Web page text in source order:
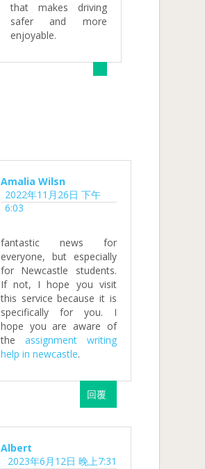
that makes driving
safer and more
enjoyable.
Amalia Wilsn
2022年11月26日 下午
6:03
fantastic news for
everyone, but especially
for Newcastle students.
If not, I hope you visit
this service because it is
specifically for you. I
hope you are aware of
the assignment writing
help in newcastle.
回覆
Albert
2023年6月12日 晚上7:31